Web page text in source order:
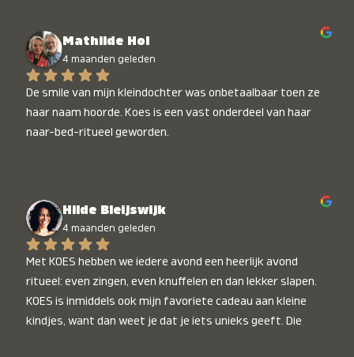
Mathilde Hol
4 maanden geleden
De smile van mijn kleindochter was onbetaalbaar toen ze
haar naam hoorde. Koes is een vast onderdeel van haar
naar-bed-ritueel geworden.
Hilde Bleijswijk
4 maanden geleden
Met KOES hebben we iedere avond een heerlijk avond
ritueel: even zingen, even knuffelen en dan lekker slapen.
KOES is inmiddels ook mijn favoriete cadeau aan kleine
kindjes, want dan weet je dat je iets unieks geeft. Die